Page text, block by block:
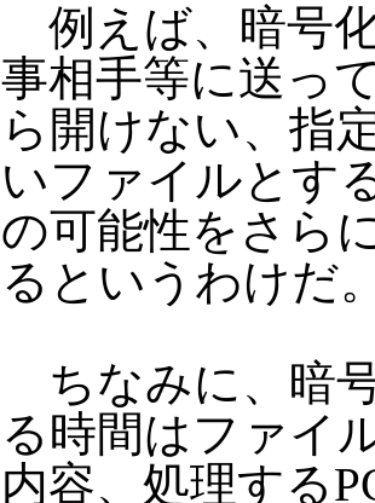
例えば、暗号
事相手等に送っ
ら開けない、指
いファイルとす
の可能性をさら
るというわけだ
ちなみに、暗
る時間はファイ
内容、処理する